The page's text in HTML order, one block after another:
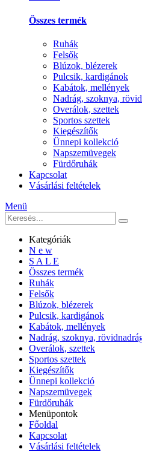
Összes termék
Ruhák
Felsők
Blúzok, blézerek
Pulcsik, kardigánok
Kabátok, mellények
Nadrág, szoknya,
Overálok, szettek
Sportos szettek
Kiegészítők
Ünnepi kollekció
Napszemüvegek
Fürdőruhák
Kapcsolat
Vásárlási feltételek
Menü
Kategóriák
N e w
S A L E
Összes termék
Ruhák
Felsők
Blúzok, blézerek
Pulcsik, kardigánok
Kabátok, mellények
Nadrág, szoknya,
Overálok, szettek
Sportos szettek
Kiegészítők
Ünnepi kollekció
Napszemüvegek
Fürdőruhák
Menüpontok
Főoldal
Kapcsolat
Vásárlási feltételek